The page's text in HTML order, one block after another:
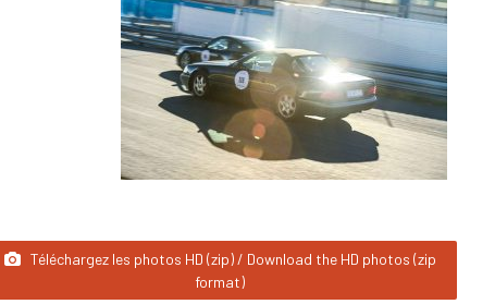
Téléchargez les photos HD (zip) / Download the HD photos (zip
format)